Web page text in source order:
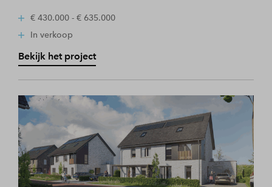
€ 430.000 - € 635.000
In verkoop
Bekijk het project